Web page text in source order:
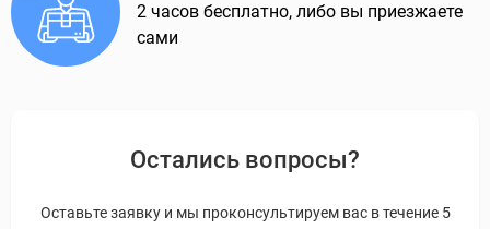
2 часов бесплатно, либо вы приезжаете
сами
Остались вопросы?
Оставьте заявку и мы проконсультируем вас в течение 5